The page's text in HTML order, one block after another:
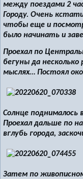
между поездами 2
Городу. Очень
чтобы еще и
было начинать и
Проехал по
бегуны да
мыслях… Постоял
Солнце поднималось
Проехал дальше по
вглубь города,
Затем по